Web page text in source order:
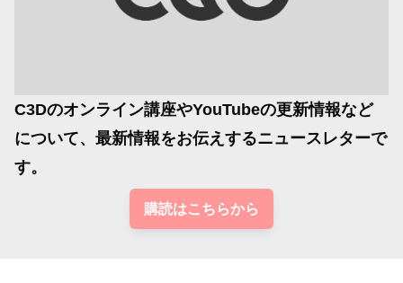
C3Dのオンライン講座やYouTubeの更新情報など
について、最新情報をお伝えするニュースレターで
す。
購読はこちらから